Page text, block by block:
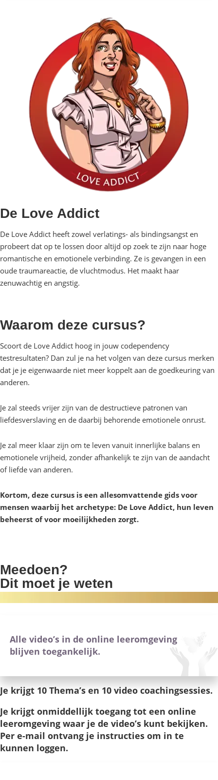
De Love Addict
De Love Addict heeft zowel verlatings- als bindingsangst en
probeert dat op te lossen door altijd op zoek te zijn naar hoge
romantische en emotionele verbinding. Ze is gevangen in een
oude traumareactie, de vluchtmodus. Het maakt haar
zenuwachtig en angstig.
Waarom deze cursus?
Scoort de Love Addict hoog in jouw codependency
testresultaten? Dan zul je na het volgen van deze cursus merken
dat je je eigenwaarde niet meer koppelt aan de goedkeuring van
anderen.
Je zal steeds vrijer zijn van de destructieve patronen van
liefdesverslaving en de daarbij behorende emotionele onrust.
Je zal meer klaar zijn om te leven vanuit innerlijke balans en
emotionele vrijheid, zonder afhankelijk te zijn van de aandacht
of liefde van anderen.
Kortom, deze cursus is een allesomvattende gids voor
mensen waarbij het archetype: De Love Addict, hun leven
beheerst of voor moeilijkheden zorgt.
Meedoen?
Dit moet je weten
Alle video’s in de online leeromgeving
blijven toegankelijk.
Je krijgt 10 Thema’s en 10 video coachingsessies.
Je krijgt onmiddellijk toegang tot een online
leeromgeving waar je de video’s kunt bekijken.
Per e-mail ontvang je instructies om in te
kunnen loggen.